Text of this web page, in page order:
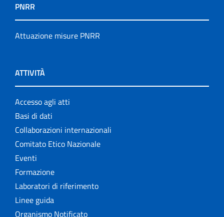
PNRR
Attuazione misure PNRR
ATTIVITÀ
Accesso agli atti
Basi di dati
Collaborazioni internazionali
Comitato Etico Nazionale
Eventi
Formazione
Laboratori di riferimento
Linee guida
Organismo Notificato